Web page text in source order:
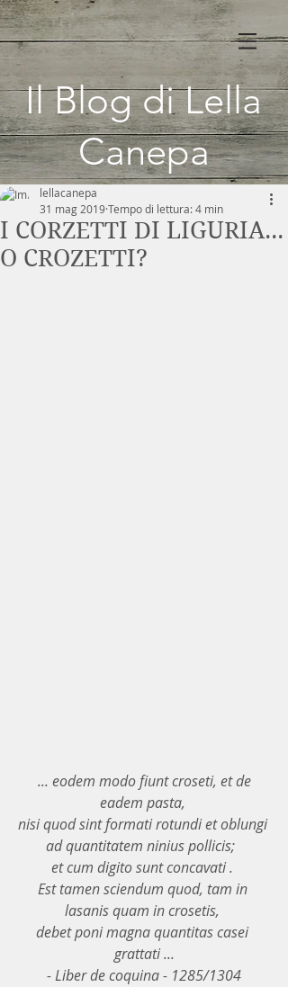
Il Blog di Lella
Canepa
I CORZETTI DI LIGURIA...
O CROZETTI?
lellacanepa
31 mag 2019Tempo di lettura: 4 min
... eodem modo fiunt croseti, et de
eadem pasta,
nisi quod sint formati rotundi et oblungi
ad quantitatem ninius pollicis;
et cum digito sunt concavati .
Est tamen sciendum quod, tam in
lasanis quam in crosetis,
debet poni magna quantitas casei
grattati ...
- Liber de coquina - 1285/1304